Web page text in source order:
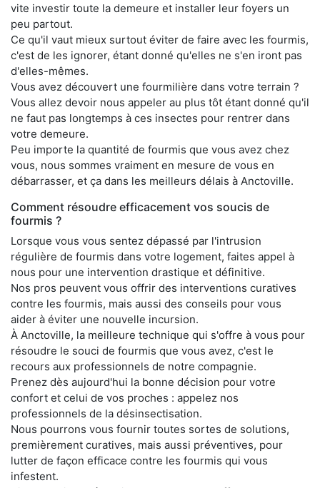
vite investir toute la demeure et installer leur foyers un
peu partout.
Ce qu'il vaut mieux surtout éviter de faire avec les fourmis,
c'est de les ignorer, étant donné qu'elles ne s'en iront pas
d'elles-mêmes.
Vous avez découvert une fourmilière dans votre terrain ?
Vous allez devoir nous appeler au plus tôt étant donné qu'il
ne faut pas longtemps à ces insectes pour rentrer dans
votre demeure.
Peu importe la quantité de fourmis que vous avez chez
vous, nous sommes vraiment en mesure de vous en
débarrasser, et ça dans les meilleurs délais à Anctoville.
Comment résoudre efficacement vos soucis de
fourmis ?
Lorsque vous vous sentez dépassé par l'intrusion
régulière de fourmis dans votre logement, faites appel à
nous pour une intervention drastique et définitive.
Nos pros peuvent vous offrir des interventions curatives
contre les fourmis, mais aussi des conseils pour vous
aider à éviter une nouvelle incursion.
À Anctoville, la meilleure technique qui s'offre à vous pour
résoudre le souci de fourmis que vous avez, c'est le
recours aux professionnels de notre compagnie.
Prenez dès aujourd'hui la bonne décision pour votre
confort et celui de vos proches : appelez nos
professionnels de la désinsectisation.
Nous pourrons vous fournir toutes sortes de solutions,
premièrement curatives, mais aussi préventives, pour
lutter de façon efficace contre les fourmis qui vous
infestent.